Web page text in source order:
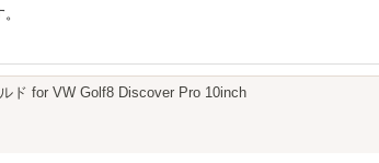
ド for VW Golf8 Discover Pro 10inch